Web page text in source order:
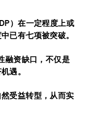
）在一定程度上或
中已有七项被突破。
资缺口， 不仅是
遇。
受益转型，从而实